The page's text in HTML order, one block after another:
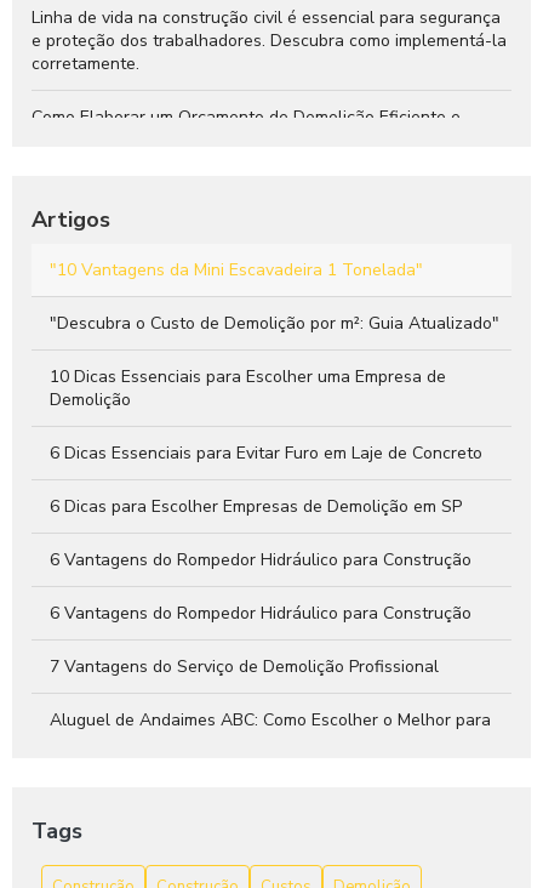
Linha de vida na construção civil é essencial para segurança
e proteção dos trabalhadores. Descubra como implementá-la
corretamente.
Como Elaborar um Orçamento de Demolição Eficiente e
Processo Seguro e Eficiente
Descubra o Preço da Mini Escavadeira Nova e Sua
Importância para Construção
Aluguel de Martelete no ABC Facilita Sua Obra com
Economia
Artigos
"10 Vantagens da Mini Escavadeira 1 Tonelada"
"Descubra o Custo de Demolição por m²: Guia Atualizado"
10 Dicas Essenciais para Escolher uma Empresa de
Demolição
6 Dicas Essenciais para Evitar Furo em Laje de Concreto
6 Dicas para Escolher Empresas de Demolição em SP
6 Vantagens do Rompedor Hidráulico para Construção
6 Vantagens do Rompedor Hidráulico para Construção
7 Vantagens do Serviço de Demolição Profissional
Aluguel de Andaimes ABC: Como Escolher o Melhor para
Aluguel de Andaimes ABC: Solução Prática e Segura
Tags